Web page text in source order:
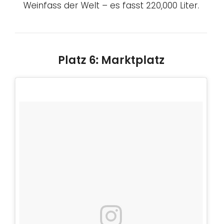
Weinfass der Welt – es fasst 220,000 Liter.
Platz 6: Marktplatz